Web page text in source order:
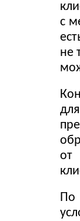
с
не
от
По